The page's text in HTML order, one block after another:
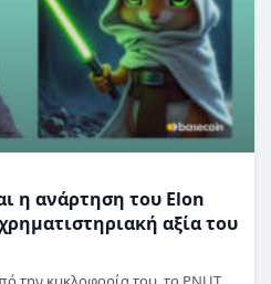
η ανάρτηση του Elon
αξία του